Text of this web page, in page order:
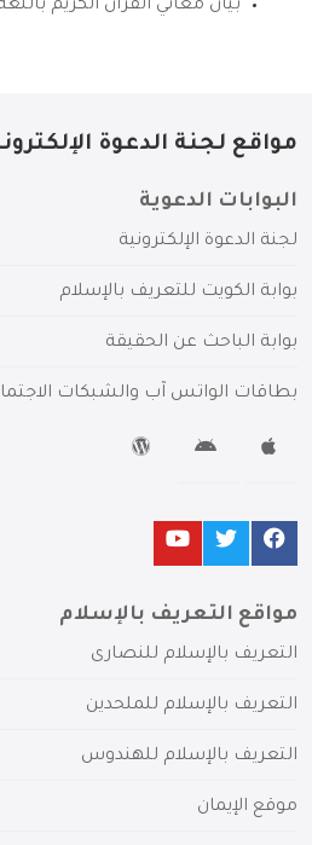
بيان معاني القرآن الكريم باللغة
مواقع لجنة الدعوة
البوابات الدعوية
لجنة الدعوة الإلكترونية
بوابة الكويت للتعريف بالإسلام
بوابة الباحث عن الحقيقة
بطاقات الواتس آب والشبكات
مواقع التعريف بالإسلام
التعريف بالإسلام للنصارى
التعريف بالإسلام للملحدين
التعريف بالإسلام للهندوس
موقع الإيمان